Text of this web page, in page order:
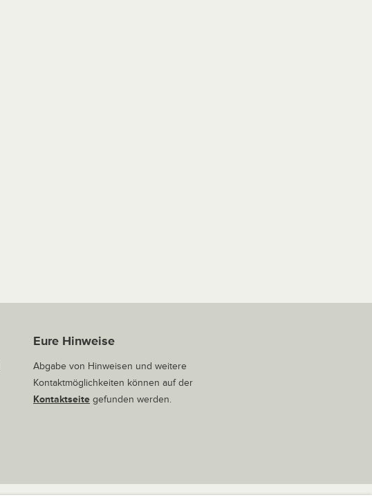
Eure Hinweise
Abgabe von Hinweisen und weitere
Kontaktmöglichkeiten können auf der
Kontaktseitegefunden werden.